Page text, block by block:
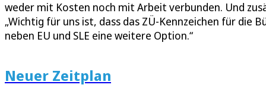
weder mit Kosten noch mit Arbeit verbunden. Und
„Wichtig für uns ist, dass das ZÜ-Kennzeichen für die
neben EU und SLE eine weitere Option.“
Neuer Zeitplan